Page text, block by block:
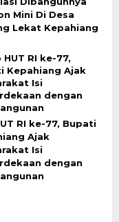
Mini Di Desa
Lekat Kepahiang
RI ke-77, Bupati
Ajak
Isi
dengan